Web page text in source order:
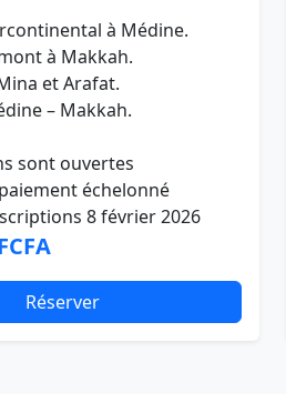
à Médine.
à Makkah.
et Arafat.
– Makkah.
sont ouvertes
échelonné
8 février 2026
Réserver